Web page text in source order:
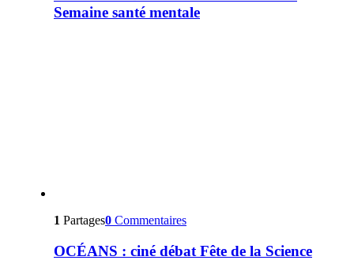
Semaine santé mentale
1 Partages0 Commentaires
OCÉANS : ciné débat Fête de la Science